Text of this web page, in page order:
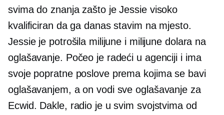
svima do znanja zašto je Jessie visoko
kvalificiran da ga danas stavim na mjesto.
Jessie je potrošila milijune i milijune dolara na
oglašavanje. Počeo je radeći u agenciji i ima
svoje popratne poslove prema kojima se bavi
oglašavanjem, a on vodi sve oglašavanje za
Ecwid. Dakle, radio je u svim svojstvima od